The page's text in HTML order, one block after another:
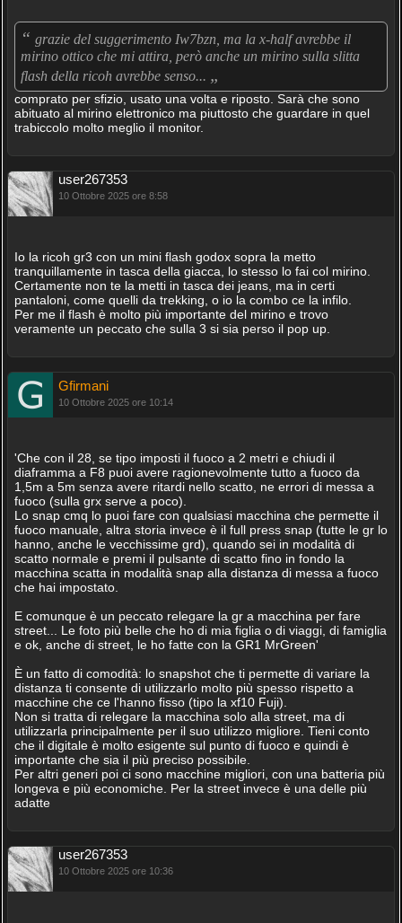
“ grazie del suggerimento Iw7bzn, ma la x-half avrebbe il
mirino ottico che mi attira, però anche un mirino sulla slitta
flash della ricoh avrebbe senso... „
comprato per sfizio, usato una volta e riposto. Sarà che sono
abituato al mirino elettronico ma piuttosto che guardare in quel
trabiccolo molto meglio il monitor.
user267353
10 Ottobre 2025 ore 8:58
Io la ricoh gr3 con un mini flash godox sopra la metto
tranquillamente in tasca della giacca, lo stesso lo fai col mirino.
Certamente non te la metti in tasca dei jeans, ma in certi
pantaloni, come quelli da trekking, o io la combo ce la infilo.
Per me il flash è molto più importante del mirino e trovo
veramente un peccato che sulla 3 si sia perso il pop up.
Gfirmani
10 Ottobre 2025 ore 10:14
'Che con il 28, se tipo imposti il fuoco a 2 metri e chiudi il
diaframma a F8 puoi avere ragionevolmente tutto a fuoco da
1,5m a 5m senza avere ritardi nello scatto, ne errori di messa a
fuoco (sulla grx serve a poco).
Lo snap cmq lo puoi fare con qualsiasi macchina che permette il
fuoco manuale, altra storia invece è il full press snap (tutte le gr lo
hanno, anche le vecchissime grd), quando sei in modalità di
scatto normale e premi il pulsante di scatto fino in fondo la
macchina scatta in modalità snap alla distanza di messa a fuoco
che hai impostato.
E comunque è un peccato relegare la gr a macchina per fare
street... Le foto più belle che ho di mia figlia o di viaggi, di famiglia
e ok, anche di street, le ho fatte con la GR1 MrGreen'
È un fatto di comodità: lo snapshot che ti permette di variare la
distanza ti consente di utilizzarlo molto più spesso rispetto a
macchine che ce l'hanno fisso (tipo la xf10 Fuji).
Non si tratta di relegare la macchina solo alla street, ma di
utilizzarla principalmente per il suo utilizzo migliore. Tieni conto
che il digitale è molto esigente sul punto di fuoco e quindi è
importante che sia il più preciso possibile.
Per altri generi poi ci sono macchine migliori, con una batteria più
longeva e più economiche. Per la street invece è una delle più
adatte
user267353
10 Ottobre 2025 ore 10:36